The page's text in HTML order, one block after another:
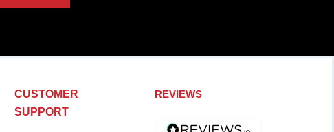
CUSTOMER
SUPPORT
REVIEWS